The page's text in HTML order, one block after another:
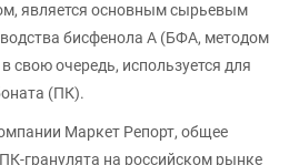
является основным сырьевым
бисфенола А (БФА, методом
свою очередь, используется для
(ПК).
Маркет Репорт, общее
гранулята на российском рынке